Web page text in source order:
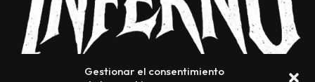
Gestionar el consentimiento